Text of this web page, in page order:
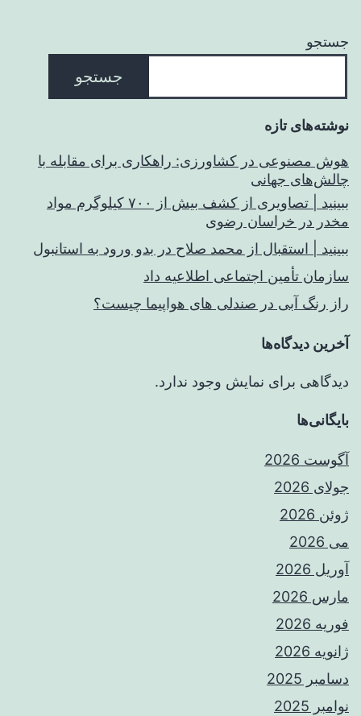
جستجو
جستجو
نوشته‌های تازه
هوش مصنوعی در کشاورزی: راهکاری برای مقابله با
چالش‌های جهانی
ببینید | تصاویری از کشف بیش از ۷۰۰ کیلوگرم مواد
مخدر در خراسان رضوی
ببینید | استقبال از محمد صلاح در بدو ورود به استانبول
سازمان تأمین اجتماعی اطلاعیه داد
راز رنگ آبی در صندلی های هواپیما چیست؟
آخرین دیدگاه‌ها
دیدگاهی برای نمایش وجود ندارد.
بایگانی‌ها
آگوست 2026
جولای 2026
ژوئن 2026
می 2026
آوریل 2026
مارس 2026
فوریه 2026
ژانویه 2026
دسامبر 2025
نوامبر 2025